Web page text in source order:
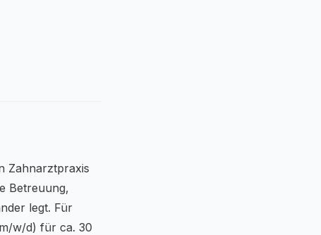
Zahnarztpraxis
Betreuung,
legt. Für
w/d) für ca. 30